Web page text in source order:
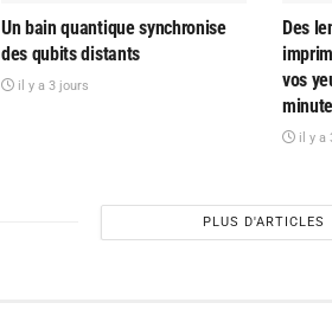
Un bain quantique synchronise
des qubits distants
il y a 3 jours
Des
vos
il y a
PLUS D'ARTICLES